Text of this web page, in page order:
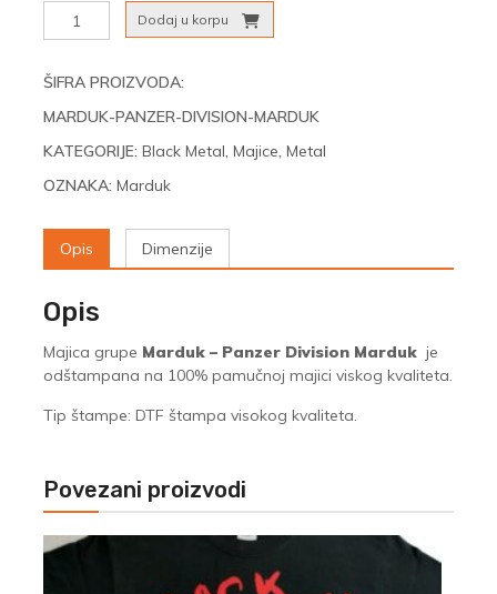
Marduk
-
Division
količina
Dodaj u korpu
ŠIFRA PROIZVODA:
MARDUK-PANZER-DIVISION-MARDUK
KATEGORIJE: Black Metal, Majice, Metal
OZNAKA: Marduk
Opis Dimenzije
Opis
Majica grupe Marduk – Panzer Division Marduk je
odštampana na 100% pamučnoj majici viskog kvaliteta.
Tip štampe: DTF štampa visokog kvaliteta.
Povezani proizvodi